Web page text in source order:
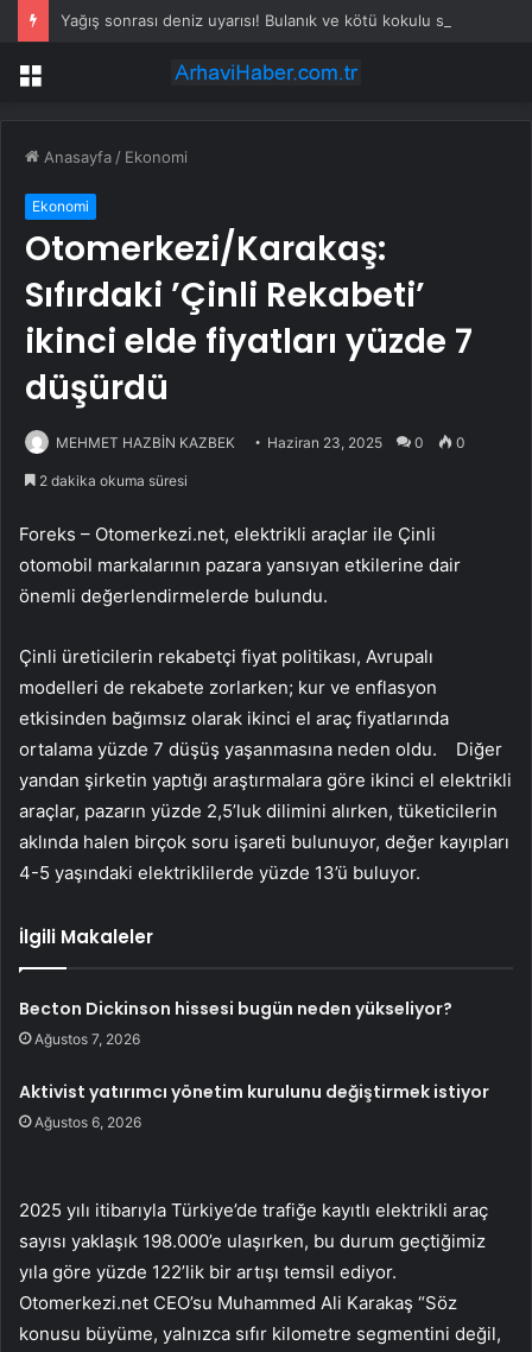
Menü
Anasayfa / Ekonomi
Ekonomi
Otomerkezi/Karakaş:
Sıfırdaki ’Çinli Rekabeti’
ikinci elde fiyatları yüzde 7
düşürdü
MEHMET HAZBİN KAZBEK Haziran 23, 2025 0 0
2 dakika okuma süresi
Foreks – Otomerkezi.net, elektrikli araçlar ile Çinli
otomobil markalarının pazara yansıyan etkilerine dair
önemli değerlendirmelerde bulundu.
Çinli üreticilerin rekabetçi fiyat politikası, Avrupalı
modelleri de rekabete zorlarken; kur ve enflasyon
etkisinden bağımsız olarak ikinci el araç fiyatlarında
ortalama yüzde 7 düşüş yaşanmasına neden oldu. Diğer
yandan şirketin yaptığı araştırmalara göre ikinci el elektrikli
araçlar, pazarın yüzde 2,5’luk dilimini alırken, tüketicilerin
aklında halen birçok soru işareti bulunuyor, değer kayıpları
4-5 yaşındaki elektriklilerde yüzde 13’ü buluyor.
İlgili Makaleler
Becton Dickinson hissesi bugün neden yükseliyor?
Ağustos 7, 2026
Aktivist yatırımcı yönetim kurulunu değiştirmek istiyor
Ağustos 6, 2026
2025 yılı itibarıyla Türkiye’de trafiğe kayıtlı elektrikli araç
sayısı yaklaşık 198.000’e ulaşırken, bu durum geçtiğimiz
yıla göre yüzde 122’lik bir artışı temsil ediyor.
Otomerkezi.net CEO’su Muhammed Ali Karakaş “Söz
konusu büyüme, yalnızca sıfır kilometre segmentini değil,